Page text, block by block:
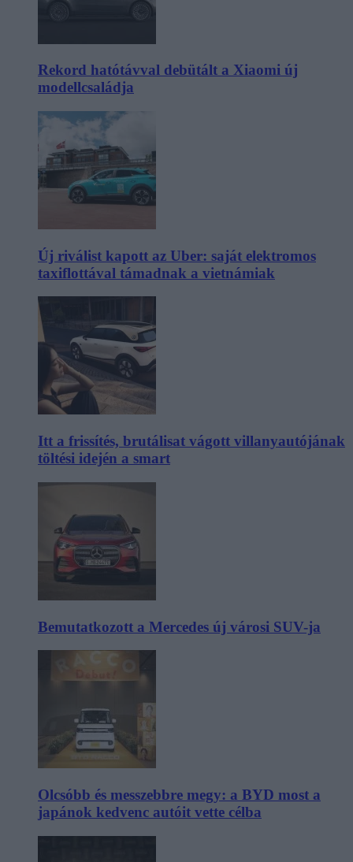
Rekord hatótávval debütált a Xiaomi új
modellcsaládja
Új riválist kapott az Uber: saját elektromos
taxiflottával támadnak a vietnámiak
Itt a frissítés, brutálisat vágott villanyautójának
töltési idején a smart
Bemutatkozott a Mercedes új városi SUV-ja
Olcsóbb és messzebbre megy: a BYD most a
japánok kedvenc autóit vette célba